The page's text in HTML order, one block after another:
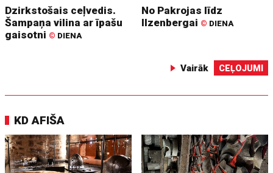
Dzirkstošais ceļvedis.
Šampaņa vilina ar īpašu
gaisotni © DIENA
No Pakrojas līdz
Ilzenbergai © DIENA
Vairāk CEĻOJUMI
KD AFIŠA